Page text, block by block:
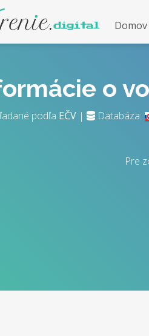
Domov
o
podľa EČV | Databáza:
Pre